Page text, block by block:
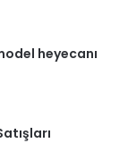
heyecanı